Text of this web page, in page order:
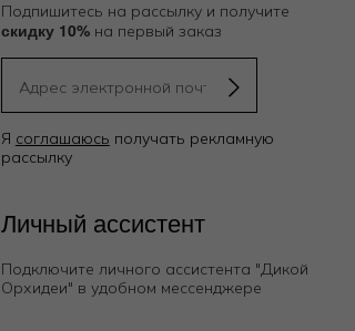
Подпишитесь на рассылку и получите
скидку 10%на первый заказ
Я соглашаюсь получать рекламную
рассылку
Личный ассистент
Подключите личного ассистента "Дикой
Орхидеи" в удобном мессенджере